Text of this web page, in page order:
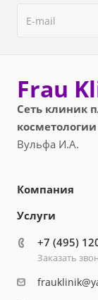
Frau
Сеть клиник
косметологии
Вульфа И.А.
Компания
Услуги
+7 (495)
Заказать